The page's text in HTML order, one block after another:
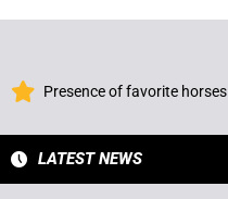
Presence of favorite horses
LATEST NEWS